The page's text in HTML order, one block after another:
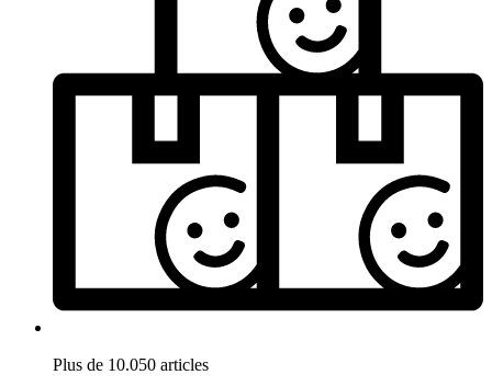
Plus de 10.050 articles